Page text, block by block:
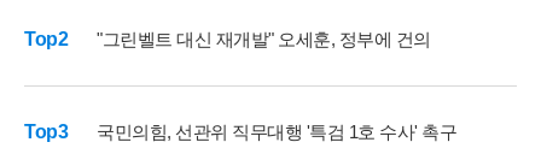
Top2 "그린벨트 대신 재개발" 오세훈, 정부에 건의
Top3 국민의힘, 선관위 직무대행 '특검 1호 수사' 촉구